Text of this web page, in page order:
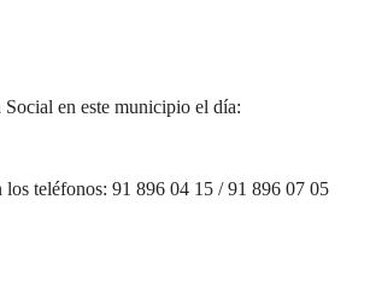
en este municipio el día:
los teléfonos: 91 896 04 15 / 91 896 07 05